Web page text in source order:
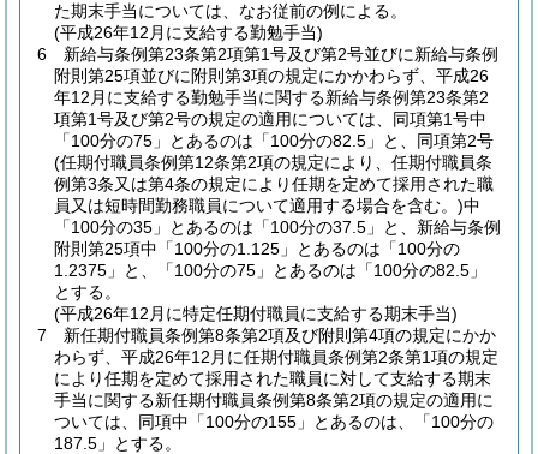
た期末手当については、なお従前の例による。
(平成26年12月に支給する勤勉手当)
6
新給与条例第23条第2項第1号及び第2号並びに新給与条例
附則第25項並びに附則第3項の規定にかかわらず、平成26
年12月に支給する勤勉手当に関する新給与条例第23条第2
項第1号及び第2号の規定の適用については、同項第1号中
「100分の75」とあるのは「100分の82.5」と、同項第2号
(任期付職員条例第12条第2項の規定により、任期付職員条
例第3条又は第4条の規定により任期を定めて採用された職
員又は短時間勤務職員について適用する場合を含む。)中
「100分の35」とあるのは「100分の37.5」と、新給与条例
附則第25項中「100分の1.125」とあるのは「100分の
1.2375」と、「100分の75」とあるのは「100分の82.5」
とする。
(平成26年12月に特定任期付職員に支給する期末手当)
7
新任期付職員条例第8条第2項及び附則第4項の規定にかか
わらず、平成26年12月に任期付職員条例第2条第1項の規定
により任期を定めて採用された職員に対して支給する期末
手当に関する新任期付職員条例第8条第2項の規定の適用に
ついては、同項中「100分の155」とあるのは、「100分の
187.5」とする。